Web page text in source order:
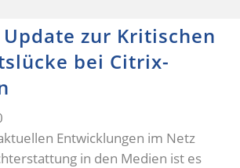
zur Kritischen
bei Citrix-
Entwicklungen im Netz
in den Medien ist es